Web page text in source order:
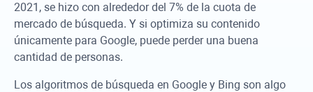
2021, se hizo con alrededor del 7% de la cuota de
mercado de búsqueda. Y si optimiza su contenido
únicamente para Google, puede perder una buena
cantidad de personas.
Los algoritmos de búsqueda en Google y Bing son algo